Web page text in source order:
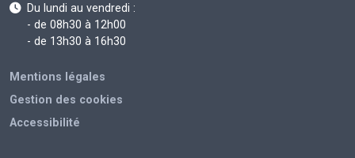
Du lundi au vendredi :
- de 08h30 à 12h00
- de 13h30 à 16h30
Mentions légales
Gestion des cookies
Accessibilité